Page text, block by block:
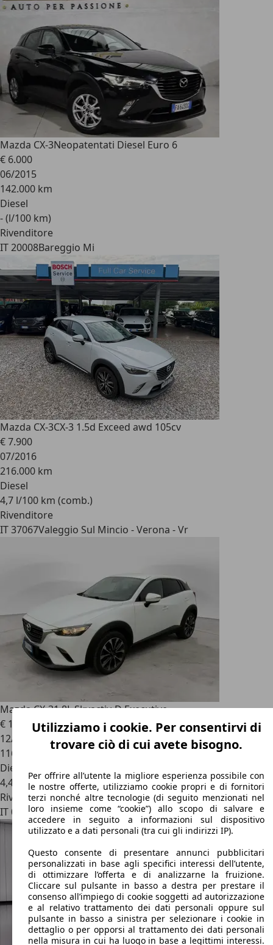
Mazda CX-3Neopatentati Diesel Euro 6
€ 6.000
06/2015
142.000 km
Diesel
- (l/100 km)
Rivenditore
IT 20008Bareggio Mi
Mazda CX-3CX-3 1.5d Exceed awd 105cv
€ 7.900
07/2016
216.000 km
Diesel
4,7 l/100 km (comb.)
Rivenditore
IT 37067Valeggio Sul Mincio - Verona - Vr
Mazda CX-31.8L Skyactiv-D Executive
€ 11.800
12/2018
116.000 km
Diesel
4,4 l/100 km (comb.)
Rivenditore
IT 06132Perugia
Utilizziamo i cookie. Per consentirvi di
trovare ciò di cui avete bisogno.
Per offrire all’utente la migliore esperienza possibile con
le nostre offerte, utilizziamo cookie propri e di fornitori
terzi nonché altre tecnologie (di seguito menzionati nel
loro insieme come “cookie”) allo scopo di salvare e
accedere in seguito a informazioni sul dispositivo
utilizzato e a dati personali (tra cui gli indirizzi IP).
Questo consente di presentare annunci pubblicitari
personalizzati in base agli specifici interessi dell’utente,
di ottimizzare l’offerta e di analizzarne la fruizione.
Cliccare sul pulsante in basso a destra per prestare il
consenso all’impiego di cookie soggetti ad autorizzazione
e al relativo trattamento dei dati personali oppure sul
pulsante in basso a sinistra per selezionare i cookie in
dettaglio o per opporsi al trattamento dei dati personali
nella misura in cui ha luogo in base a legittimi interessi.